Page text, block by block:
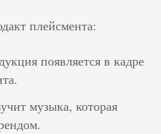
плейсмента:
появляется в кадре
музыка, которая